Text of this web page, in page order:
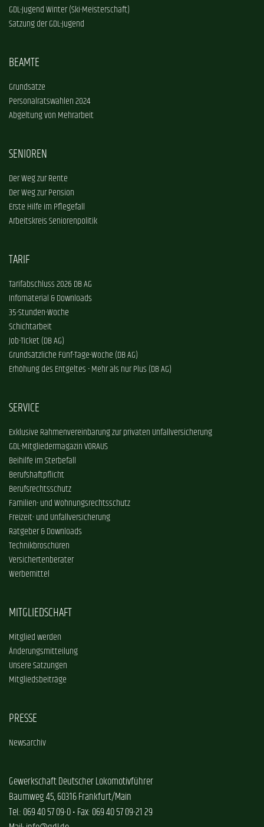
GDL-Jugend Winter (Ski-Meisterschaft)
Satzung der GDL-Jugend
BEAMTE
Grundsätze
Personalratswahlen 2024
Abgeltung von Mehrarbeit
SENIOREN
Der Weg zur Rente
Der Weg zur Pension
Erste Hilfe im Pflegefall
Arbeitskreis Seniorenpolitik
TARIF
Tarifabschluss 2026 DB AG
Infomaterial & Downloads
35-Stunden-Woche
Schichtarbeit
Job-Ticket (DB AG)
Grundsätzliche Fünf-Tage-Woche (DB AG)
Erhöhung des Entgeltes - Mehr als nur Plus (DB AG)
SERVICE
Exklusive Rahmenvereinbarung zur privaten Unfallversicherung
GDL-Mitgliedermagazin VORAUS
Beihilfe im Sterbefall
Berufshaftpflicht
Berufsrechtsschutz
Familien- und Wohnungsrechtsschutz
Freizeit- und Unfallversicherung
Ratgeber & Downloads
Technikbroschüren
Versichertenberater
Werbemittel
MITGLIEDSCHAFT
Mitglied werden
Änderungsmitteilung
Unsere Satzungen
Mitgliedsbeiträge
PRESSE
Newsarchiv
Gewerkschaft Deutscher Lokomotivführer
Baumweg 45, 60316 Frankfurt/Main
Tel.: 069 40 57 09-0 • Fax: 069 40 57 09-21 29